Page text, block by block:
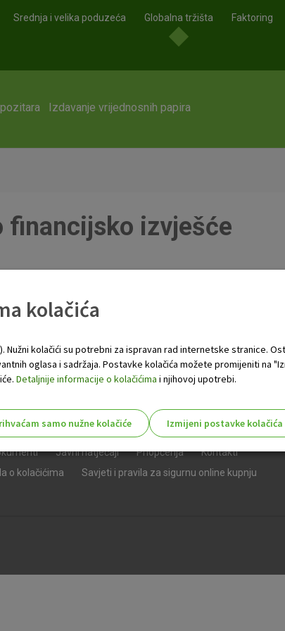
Srednja i velika poduzeća Globalna tržišta Faktoring
Izdavanje vrijednosnih papira
financijsko izvješće
Javni natječaji Priopćenja
Kontakti
o kolačićima
Savjeti i pravila za sigurnu online kupnju
kolačića
Nužni kolačići su potrebni za ispravan rad internetske stranice.
oglasa i sadržaja. Postavke kolačića možete promijeniti na
Detaljnije informacije o kolačićima i njihovoj upotrebi.
samo nužne kolačiće
Izmijeni postavke kolačića